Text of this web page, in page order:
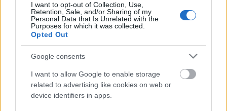
I want to opt-out of Collection, Use,
Retention, Sale, and/or Sharing of my
Personal Data that Is Unrelated with the
Purposes for which it was collected.
Opted Out
Google consents
I want to allow Google to enable storage
related to advertising like cookies on web or
device identifiers in apps.
Hogyan tanulnak emberszeretetet a
gyerekek a mesékből?
A torontói egyetem kutatói 4-6 év közötti gyerekeket